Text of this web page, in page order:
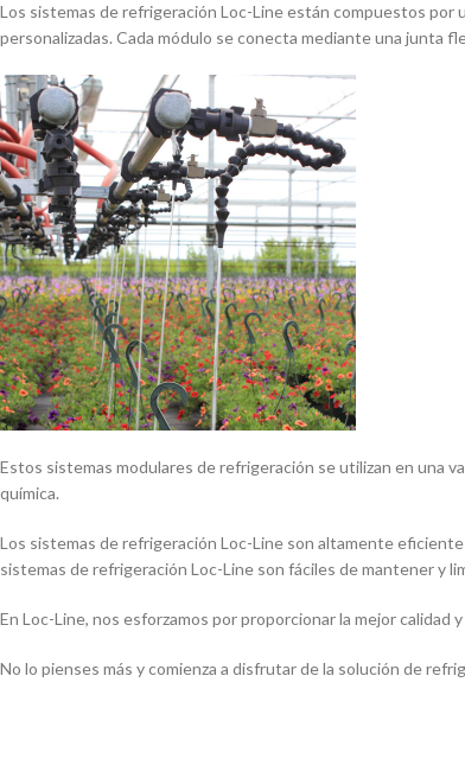
Los sistemas de refrigeración Loc-Line están compuestos por
personalizadas. Cada módulo se conecta mediante una junta
Estos sistemas modulares de refrigeración se utilizan en una
quí­mica.
Los sistemas de refrigeración Loc-Line son altamente
sistemas de refrigeración Loc-Line son fáciles de mantener y
En Loc-Line, nos esforzamos por proporcionar la mejor
No lo pienses más y comienza a disfrutar de la solución de